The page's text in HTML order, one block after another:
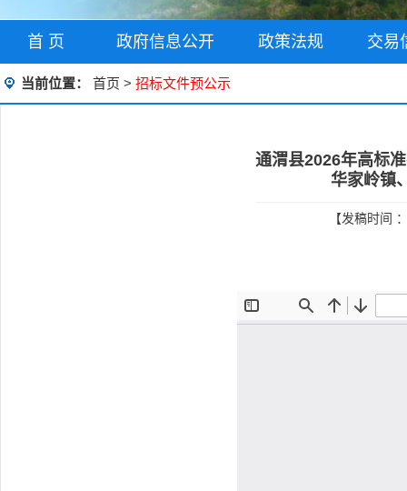
首 页 政府信息公开 政策法规 交易
当前位置： 首页 > 招标文件预公示
通渭县2026年高标
华家岭镇
【发稿时间